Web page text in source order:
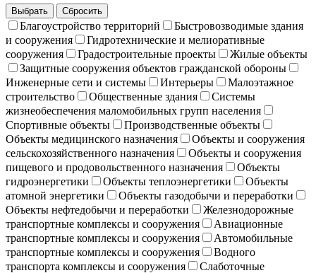
Выбрать Сбросить
Благоустройство территорий
Быстровозводимые здания
и сооружения
Гидротехнические и мелиоративные
сооружения
Градостроительные проекты
Жилые объекты
Защитные сооружения объектов гражданской обороны
Инженерные сети и системы
Интерьеры
Малоэтажное
строительство
Общественные здания
Системы
жизнеобеспечения маломобильных групп населения
Спортивные объекты
Производственные объекты
Объекты медицинского назначения
Объекты и сооружения
сельскохозяйственного назначения
Объекты и сооружения
пищевого и продовольственного назначения
Объекты
гидроэнергетики
Объекты теплоэнергетики
Объекты
атомной энергетики
Объекты газодобычи и переработки
Объекты нефтедобычи и переработки
Железнодорожные
транспортные комплексы и сооружения
Авиационные
транспортные комплексы и сооружения
Автомобильные
транспортные комплексы и сооружения
Водного
транспорта комплексы и сооружения
Слаботочные